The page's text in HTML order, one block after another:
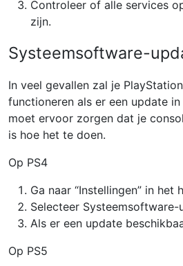
Controleer of alle services
zijn.
Systeemsoftware-
In veel gevallen zal je
functioneren als er een update
moet ervoor zorgen dat je
is hoe het te doen.
Op PS4
Ga naar “Instellingen” in het
Selecteer Systeemsoftware-
Als er een update
Op PS5